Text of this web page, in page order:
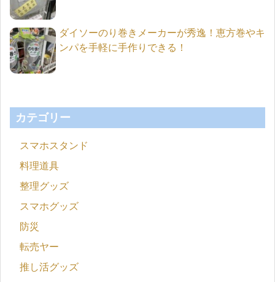
ダイソーのり巻きメーカーが秀逸！恵方巻やキ
ンパを手軽に手作りできる！
カテゴリー
スマホスタンド
料理道具
整理グッズ
スマホグッズ
防災
転売ヤー
推し活グッズ